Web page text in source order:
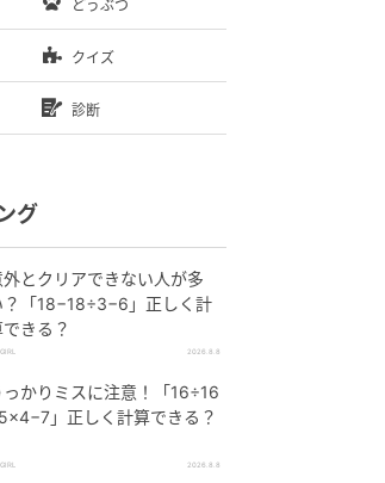
どうぶつ
クイズ
診断
グ
外とクリアできない人が多
？「18−18÷3−6」正しく計
きる？
2026.8.8
っかりミスに注意！「16÷16
」正しく計算できる？
2026.8.8